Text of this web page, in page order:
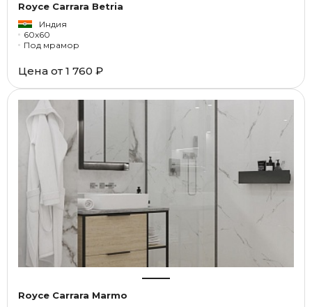
Royce Carrara Betria
Индия
60x60
Под мрамор
Цена от 1 760 ₽
Royce Carrara Marmo